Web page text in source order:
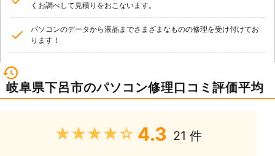
くお調べして見積りをおこないます。
パソコンのデータから液晶までさまざまなものの修理を受け付けてお
ります！
岐阜県下呂市のパソコン修理口コミ評価平均
★★★★★ 4.3 21 件